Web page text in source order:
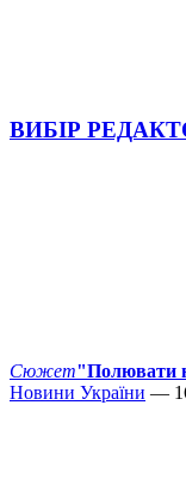
ВИБІР
Сюжет"Полювати
Новини України —